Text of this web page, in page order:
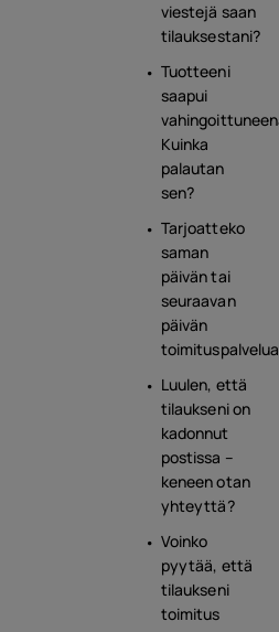
viestejä saan
tilauksestani?
Tuotteeni
saapui
Kuinka
palautan
sen?
Tarjoatteko
saman
päivän tai
seuraavan
päivän
Luulen, että
tilaukseni on
kadonnut
postissa –
keneen otan
yhteyttä?
Voinko
pyytää, että
tilaukseni
toimitus